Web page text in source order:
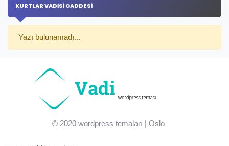
KURTLAR VADİSİ CADDESİ
Yazı bulunamadı...
© 2020 wordpress temaları | Oslo